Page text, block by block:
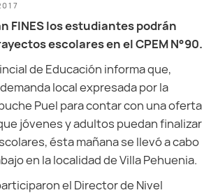
FINES los estudiantes podrán
escolares en el CPEM N°90.
de Educación informa que,
local expresada por la
Puel para contar con una oferta
jóvenes y adultos puedan finalizar
ésta mañana se llevó a cabo
en la localidad de Villa Pehuenia.
el Director de Nivel